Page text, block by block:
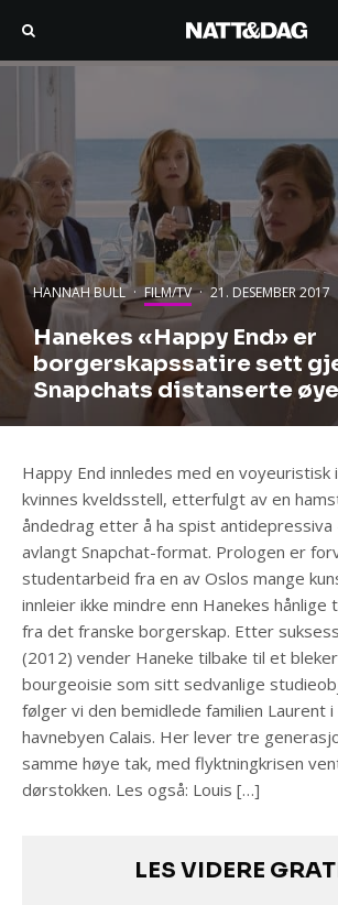
HANNAH BULL · FILM/TV · 21. DESEMBER 2017
Hanekes «Happy End» er
borgerskapssatire sett
Snapchats distanserte øye
Happy End innledes med en voyeuristisk
kvinnes kveldsstell, etterfulgt av en
åndedrag etter å ha spist antidepressiva
avlangt Snapchat-format. Prologen er
studentarbeid fra en av Oslos mange
innleier ikke mindre enn Hanekes
fra det franske borgerskap. Etter
(2012) vender Haneke tilbake til et
bourgeoisie som sitt sedvanlige
følger vi den bemidlede familien Laurent
havnebyen Calais. Her lever tre
samme høye tak, med flyktningkrisen
dørstokken. Les også: Louis […]
LES VIDERE